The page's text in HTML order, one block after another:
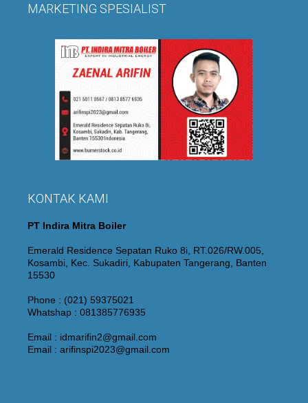
MARKETING SPESIALIST
KONTAK KAMI
PT Indira Mitra Boiler
Emerald Residence Sepatan Ruko 8i, RT.026/RW.005,
Kosambi, Kec. Sukadiri, Kabupaten Tangerang, Banten
15530
Phone : (021) 59375021
Whatshap : 081385776935
Email : idmarifin2@gmail.com
Email : arifinspi2023@gmail.com